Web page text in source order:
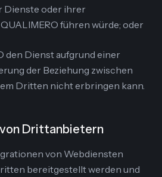
Dienste oder ihrer
führen würde; oder
den Dienst aufgrund einer
der Beziehung zwischen
Dritten nicht erbringen kann.
Drittanbietern
von Webdiensten
bereitgestellt werden und